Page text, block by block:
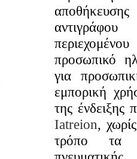
προσωπικό
για
εμπορική
της ένδειξης
Iatreion,
τρόπο τα